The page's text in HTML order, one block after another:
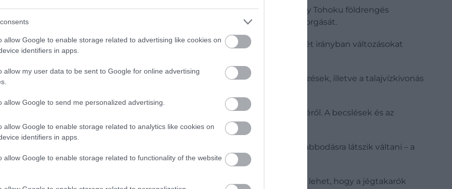
allow Google to enable storage related to advertising like cookies on
identifiers in apps.
allow my user data to be sent to Google for online advertising
allow Google to send me personalized advertising.
allow Google to enable storage related to analytics like cookies on
identifiers in apps.
allow Google to enable storage related to functionality of the website
a nap hosszát, bár általában csak kis mértékben: a 2011-es nagy Tohoku földrengés
szerint viszonylag apró, 1,8 mikromásodperccel gyorsította fel a Föld forgását.
az időjárás és az éghajlat is jelentős hatással van a Föld forgására, mindkét irányban változásokat
az óceáni áramlatok is szerepet játszanak. A szezonális hótakaró és az esőzések, illetve a talajvízkivonás
évek óta nagy pontos becslésekkel rendelkezünk a Föld forgási sebességéről. A becslések és az
néhány évben a napok hossza látszólag egyre rövidebb lett.
legrövidebb napját, és a hosszú távú pálya 2020 óta a rövidülésről a hosszabbodásra látszik váltani – a
évben.
időjárási rendszerekben bekövetkező változásoknak köszönhető, de az is lehet, hogy a jégtakarók